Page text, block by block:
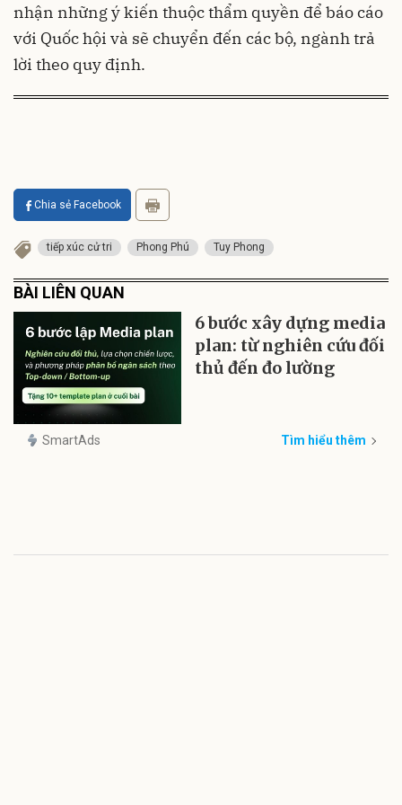
nhận những ý kiến thuộc thẩm quyền để báo cáo
với Quốc hội và sẽ chuyển đến các bộ, ngành trả
lời theo quy định.
Chia sẻ Facebook
tiếp xúc cử tri Phong Phú Tuy Phong
BÀI LIÊN QUAN
6 bước xây dựng media
plan: từ nghiên cứu đối
thủ đến đo lường
SmartAds Tìm hiểu thêm